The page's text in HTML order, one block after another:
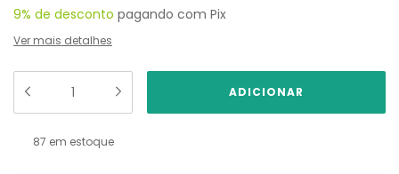
9% de desconto pagando com Pix
Ver mais detalhes
87 em estoque